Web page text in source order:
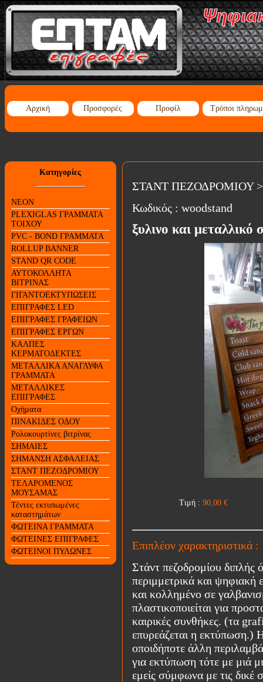
Αρχική Προσφορές Προφίλ Τρόποι
Κατηγορίες
NEON
PLEXIGLAS ΓΡΑΜΜΑΤΑ
ΤΟΙΧΟΥ
PVC - BOND ΓΡΑΜΜΑΤΑ
ROLLUP BANNER
STAND QR CODE
ΑΥΤΟΚΟΛΛΗΤΑ
ΒΙΤΡΙΝΑΣ
ΓΙΓΑΝΤΟΕΚΤΥΠΩΣΕΙΣ
ΕΠΙΓΡΑΦΕΣ LED
ΕΠΙΓΡΑΦΕΣ ΓΡΑΦΕΙΩΝ
ΕΠΙΓΡΑΦΕΣ ΕΡΓΩΝ
ΚΑΛΠΕΣ
ΚΕΡΜΑΤΟΔΕΚΤΕΣ
ΜΕΤΑΛΛΙΚΑ ΑΝΑΓΛΥΦΑ
ΓΡΑΜΜΑΤΑ
ΜΕΤΑΛΛΙΚΕΣ
ΕΠΙΓΡΑΦΕΣ
Οχήματα
ΠΙΝΑΚΙΔΕΣ ΟΔΟΥ
Ρολοκουρτίνες βιτρίνας
ΣΗΜΑΙΕΣ
ΣΗΜΑΝΣΗ ΑΣΦΑΛΕΙΑΣ
ΣΤΑΝΤ ΠΕΖΟΔΡΟΜΙΟΥ
ΤΕΛΑΡΟΜΕΝΟΣ
ΜΟΥΣΑΜΑΣ
Τέντες εκτυπωμένες
καταστημάτων
ΦΩΤΕΙΝΑ ΓΡΑΜΜΑΤΑ
ΦΩΤΕΙΝΕΣ ΕΠΙΓΡΑΦΕΣ
ΦΩΤΕΙΝΟΙ ΠΥΛΩΝΕΣ
ΣΤΑΝΤ ΠΕΖΟΔΡΟΜΙΟΥ
Κωδικός : woodstand
ξυλινο και
Τιμή : 90,00 €
Επιπλέον χαρακτηριστικά :
Στάντ πεζοδρομίου
περιμμετρικά και ψηφιακή
και κολλημένο σε
πλαστικοποιείται για
καιρικές συνθήκες. (τα
επυρεάζεται η εκτύπωση.)
οποιδήποτε άλλη
για εκτύπωση τότε με μιά
εμείς σύμφωνα με τις δικέ